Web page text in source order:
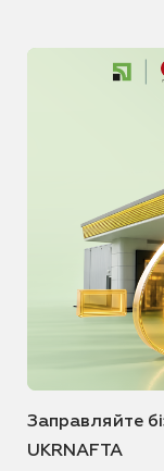
Заправляйте
UKRNAFTA